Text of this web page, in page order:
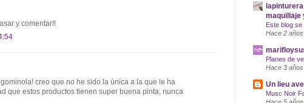
y comentar!!
creo que no he sido la única a la que le ha
que estos productos tienen super buena pinta, nunca
maquillaje
Este blog
Hace 2 años
Planes de
Hace 3 años
Un lieu
Musc Noir